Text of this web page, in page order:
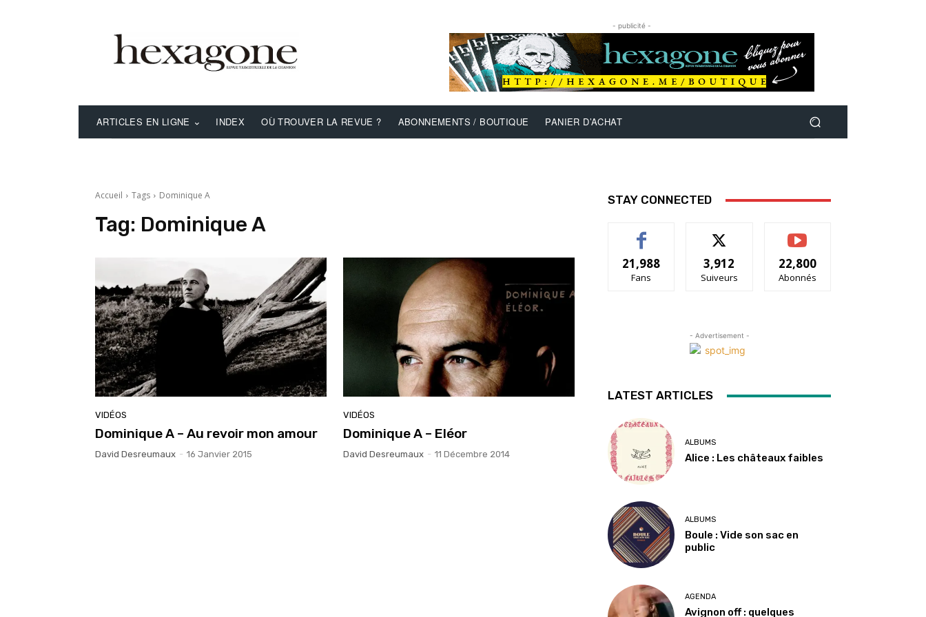
- publicité -
ARTICLES EN LIGNE INDEX OÙ TROUVER LA REVUE ? ABONNEMENTS / BOUTIQUE PANIER D’ACHAT
Accueil Tags Dominique A
Tag: Dominique A
VIDÉOS
Dominique A – Au revoir mon amour
David Desreumaux - 16 Janvier 2015
VIDÉOS
Dominique A – Eléor
David Desreumaux - 11 Décembre 2014
STAY CONNECTED
21,988
Fans
3,912
Suiveurs
22,800
Abonnés
- Advertisement -
LATEST ARTICLES
ALBUMS
Alice : Les châteaux faibles
ALBUMS
Boule : Vide son sac en
public
AGENDA
Avignon off : quelques